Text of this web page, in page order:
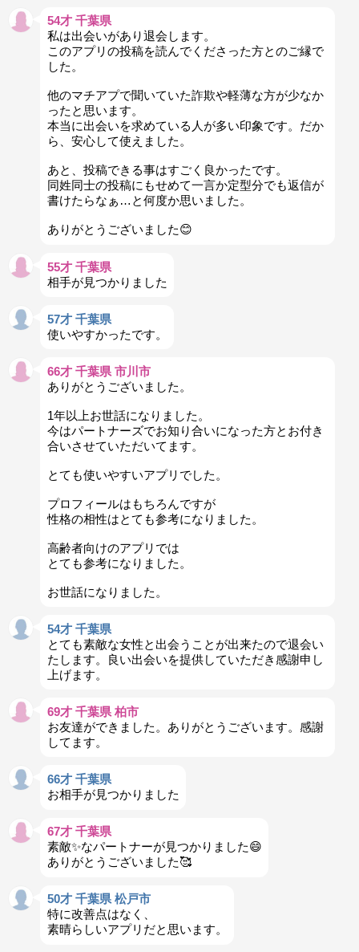
54才 千葉県
私は出会いがあり退会します。
このアプリの投稿を読んでくださった方とのご縁で
した。
他のマチアプで聞いていた詐欺や軽薄な方が少なか
ったと思います。
本当に出会いを求めている人が多い印象です。だか
ら、安心して使えました。
あと、投稿できる事はすごく良かったです。
同姓同士の投稿にもせめて一言か定型分でも返信が
書けたらなぁ…と何度か思いました。
ありがとうございました😊
55才 千葉県
相手が見つかりました
57才 千葉県
使いやすかったです。
66才 千葉県 市川市
ありがとうございました。
1年以上お世話になりました。
今はパートナーズでお知り合いになった方とお付き
合いさせていただいてます。
とても使いやすいアプリでした。
プロフィールはもちろんですが
性格の相性はとても参考になりました。
高齢者向けのアプリでは
とても参考になりました。
お世話になりました。
54才 千葉県
とても素敵な女性と出会うことが出来たので退会い
たします。良い出会いを提供していただき感謝申し
上げます。
69才 千葉県 柏市
お友達ができました。ありがとうございます。感謝
してます。
66才 千葉県
お相手が見つかりました
67才 千葉県
素敵✨️なパートナーが見つかりました😄
ありがとうございました🥰
50才 千葉県 松戸市
特に改善点はなく、
素晴らしいアプリだと思います。